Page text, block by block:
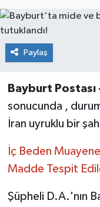
Paylaş
Bayburt Postası
sonucunda ,
İran uyruklu bir
İç Beden
Madde Tespit
Şüpheli D.A.'nın